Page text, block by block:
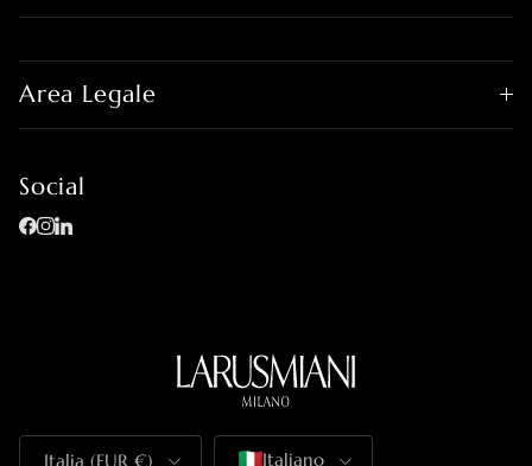
Area Legale
Social
Facebook
Instagram
LinkedIn
Paese/Regione
Italia (EUR €)
Lingua
Italiano